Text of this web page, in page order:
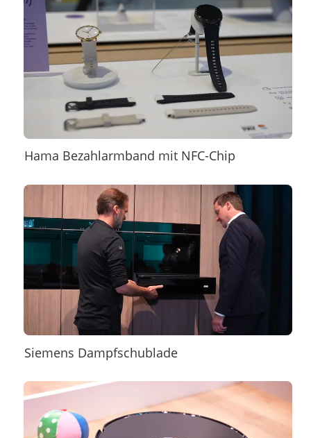
Hama Bezahlarmband mit NFC-Chip
Siemens Dampfschublade